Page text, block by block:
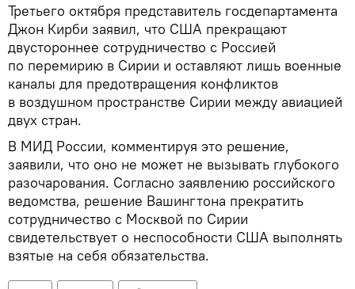
Третьего октября представитель госдепартамента
Джон Кирби заявил, что США прекращают
двустороннее сотрудничество с Россией
по перемирию в Сирии и оставляют лишь военные
каналы для предотвращения конфликтов
в воздушном пространстве Сирии между авиацией
двух стран.
В МИД России, комментируя это решение,
заявили, что оно не может не вызывать глубокого
разочарования. Согласно заявлению российского
ведомства, решение Вашингтона прекратить
сотрудничество с Москвой по Сирии
свидетельствует о неспособности США выполнять
взятые на себя обязательства.